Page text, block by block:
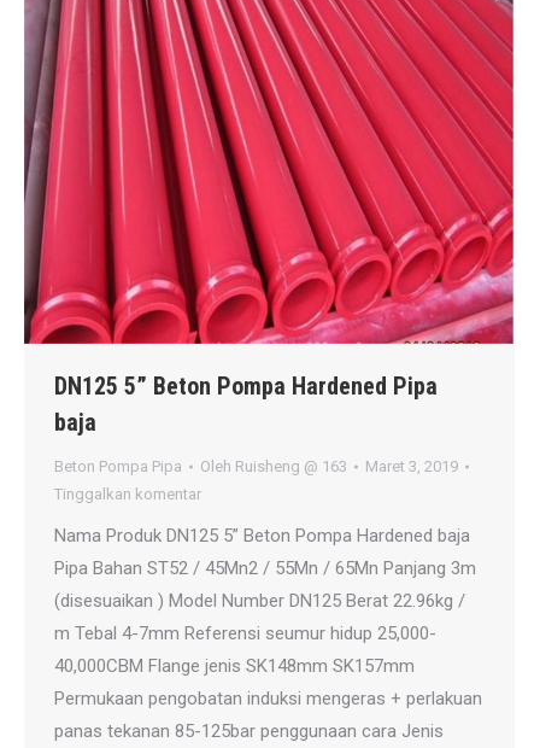
DN125 5” Beton Pompa Hardened Pipa
baja
Beton Pompa Pipa Oleh Ruisheng @ 163
Maret 3, 2019
Tinggalkan komentar
Nama Produk DN125 5” Beton Pompa Hardened baja
Pipa Bahan ST52 / 45Mn2 / 55Mn / 65Mn Panjang 3m
(disesuaikan ) Model Number DN125 Berat 22.96kg /
m Tebal 4-7mm Referensi seumur hidup 25,000-
40,000CBM Flange jenis SK148mm SK157mm
Permukaan pengobatan induksi mengeras + perlakuan
panas tekanan 85-125bar penggunaan cara Jenis